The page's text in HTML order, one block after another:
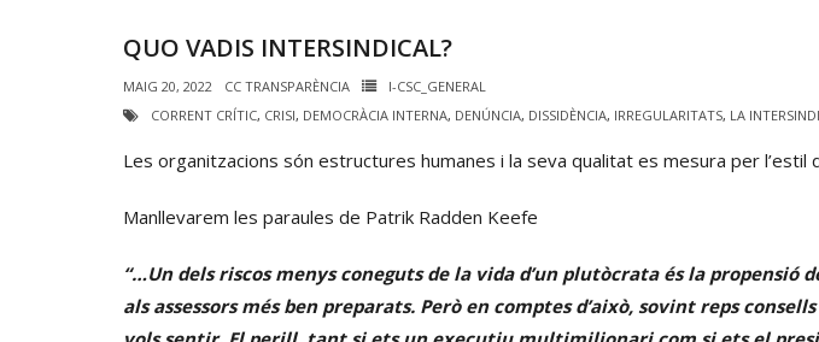
QUO VADIS INTERSINDICAL?
MAIG 20, 2022 CC TRANSPARÈNCIA
I-CSC_GENERAL
CORRENT CRÍTIC, CRISI, DEMOCRÀCIA INTERNA, DENÚNCIA, DISSIDÈNCIA, IRREGULARITATS, LA
Les organitzacions són estructures humanes i la seva qualitat es mesura per
Manllevarem les paraules de Patrik Radden Keefe
“…Un dels riscos menys coneguts de la vida d’un plutòcrata és la propensió
als assessors més ben preparats. Però en comptes d’això, sovint reps